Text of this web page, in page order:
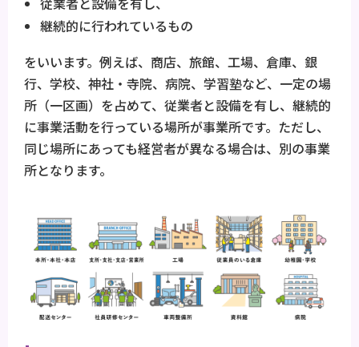
継続的に行われているもの
をいいます。例えば、商店、旅館、工場、倉庫、銀
行、学校、神社・寺院、病院、学習塾など、一定の場
所（一区画）を占めて、従業者と設備を有し、継続的
に事業活動を行っている場所が事業所です。ただし、
同じ場所にあっても経営者が異なる場合は、別の事業
所となります。